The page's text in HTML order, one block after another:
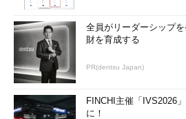
全員がリーダーシップ
財を育成する
PR(dentsu Japan)
FINCHI主催「IVS2026
に！